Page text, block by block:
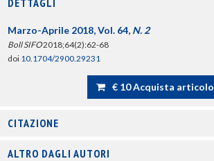
DETTAGLI
Marzo-Aprile 2018, Vol. 64, N. 2
Boll SIFO2018;64(2):62-68
doi 10.1704/2900.29231
€ 10 Acquista articolo
CITAZIONE
ALTRO DAGLI AUTORI